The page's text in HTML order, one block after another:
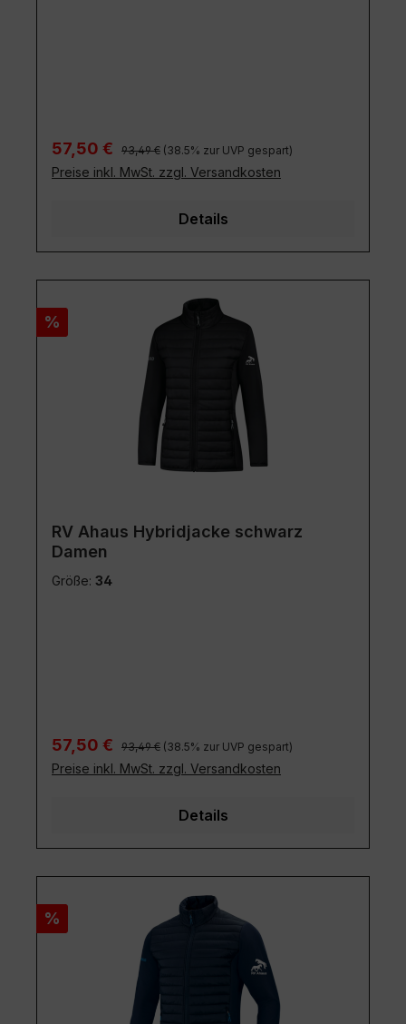
Verkaufspreis:
57,50 € Regulärer Preis:
93,49 € (38.5% zur UVP gespart)
Preise inkl. MwSt. zzgl. Versandkosten
Details
Rabatt
%
RV Ahaus Hybridjacke schwarz
Damen
Größe: 34
Verkaufspreis:
57,50 € Regulärer Preis:
93,49 € (38.5% zur UVP gespart)
Preise inkl. MwSt. zzgl. Versandkosten
Details
Rabatt
%